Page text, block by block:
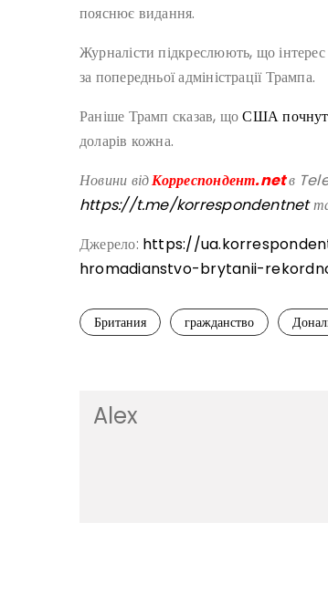
пояснює видання.
Журналісти підкреслюють, що
за попередньої адміністрації Трампа.
Раніше Трамп сказав, щоСША
доларів кожна.
Новини відКорреспондент.netв
https://t.me/korrespondentnet
Джерело: https://
hromadianstvo-brytanii-
Британия гражданство
Alex